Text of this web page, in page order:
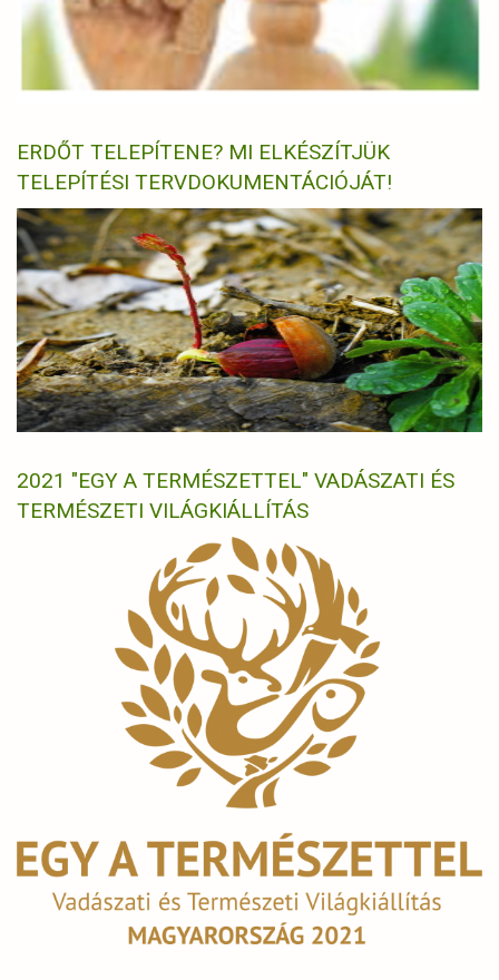
ERDŐT TELEPÍTENE? MI ELKÉSZÍTJÜK
TELEPÍTÉSI TERVDOKUMENTÁCIÓJÁT!
2021 "EGY A TERMÉSZETTEL" VADÁSZATI ÉS
TERMÉSZETI VILÁGKIÁLLÍTÁS